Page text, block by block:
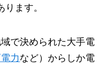
ます。
で決められた大手電
力など）からしか電